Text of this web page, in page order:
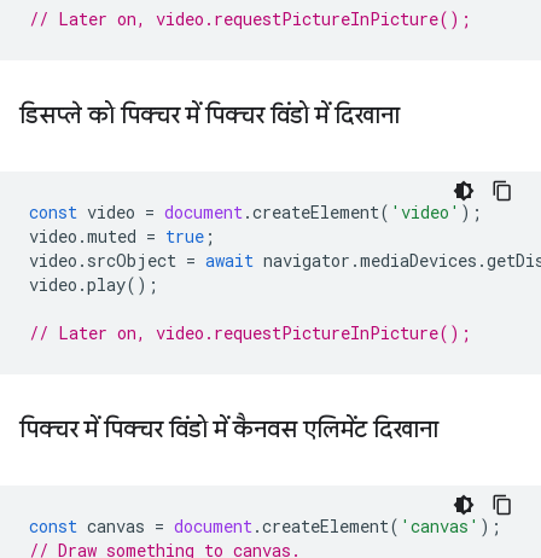
// Later on, video.requestPictureInPicture();
डिसप्ले को पिक्चर में पिक्चर विंडो में दिखाना
const video = document.createElement( 'video' );
video .muted = true ;
video . srcObject = await navigator .mediaDevices .
video .play();
// Later on, video.requestPictureInPicture();
पिक्चर में पिक्चर विंडो में कैनवस एलिमेंट दिखाना
const canvas = document.createElement( 'canvas' );
// Draw something to canvas.